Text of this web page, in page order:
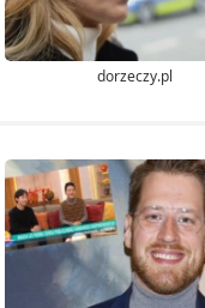
dorzeczy.pl